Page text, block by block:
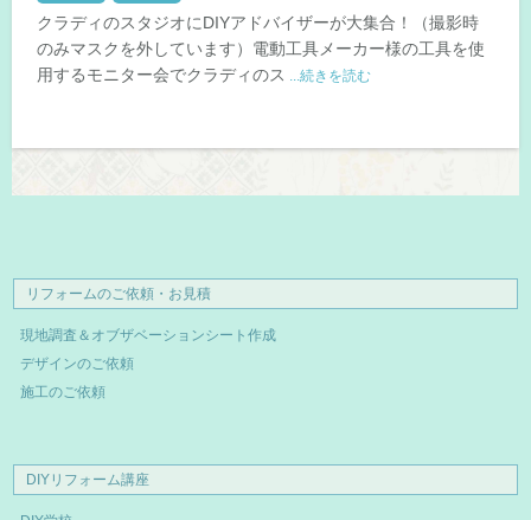
クラディのスタジオにDIYアドバイザーが大集合！（撮影時
のみマスクを外しています）電動工具メーカー様の工具を使
用するモニター会でクラディのス
...続きを読む
リフォームのご依頼・お見積
現地調査＆オブザベーションシート作成
デザインのご依頼
施工のご依頼
DIYリフォーム講座